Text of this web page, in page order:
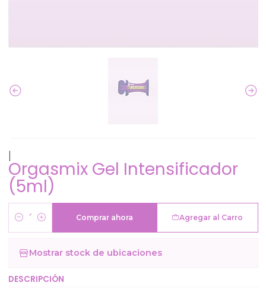
Orgasmix Gel Intensificador
(5ml)
Cantidad
Agregar al Carro
Comprar ahora
Mostrar stock de ubicaciones
DESCRIPCIÓN